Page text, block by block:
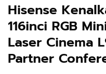
Hisense
116inci RGB
Laser Cinema
Partner